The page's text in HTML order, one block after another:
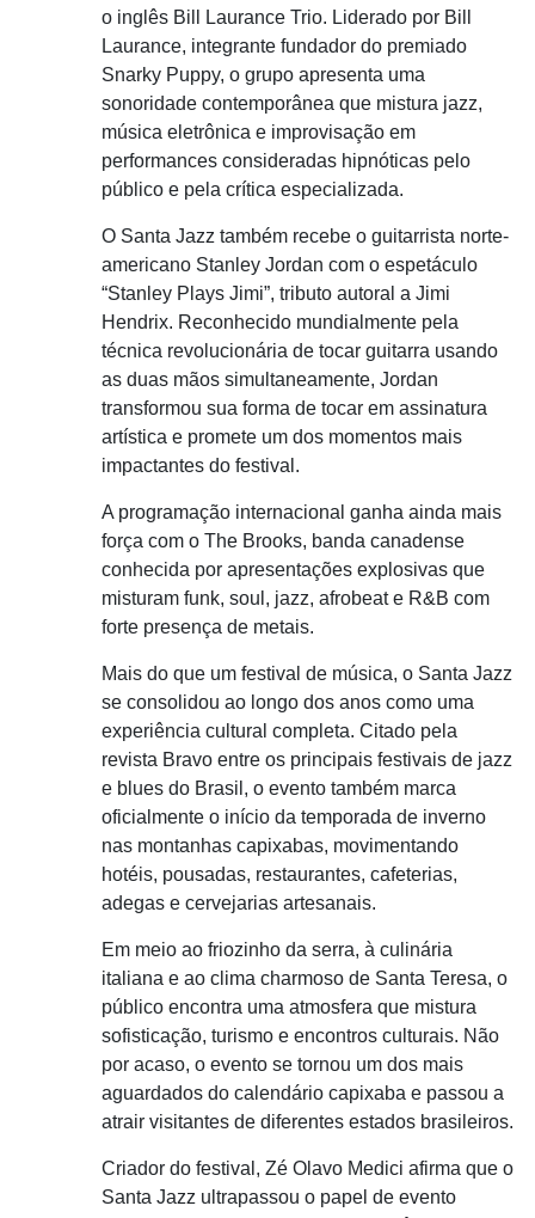
o inglês Bill Laurance Trio. Liderado por Bill
Laurance, integrante fundador do premiado
Snarky Puppy, o grupo apresenta uma
sonoridade contemporânea que mistura jazz,
música eletrônica e improvisação em
performances consideradas hipnóticas pelo
público e pela crítica especializada.
O Santa Jazz também recebe o guitarrista norte-
americano Stanley Jordan com o espetáculo
“Stanley Plays Jimi”, tributo autoral a Jimi
Hendrix. Reconhecido mundialmente pela
técnica revolucionária de tocar guitarra usando
as duas mãos simultaneamente, Jordan
transformou sua forma de tocar em assinatura
artística e promete um dos momentos mais
impactantes do festival.
A programação internacional ganha ainda mais
força com o The Brooks, banda canadense
conhecida por apresentações explosivas que
misturam funk, soul, jazz, afrobeat e R&B com
forte presença de metais.
Mais do que um festival de música, o Santa Jazz
se consolidou ao longo dos anos como uma
experiência cultural completa. Citado pela
revista Bravo entre os principais festivais de jazz
e blues do Brasil, o evento também marca
oficialmente o início da temporada de inverno
nas montanhas capixabas, movimentando
hotéis, pousadas, restaurantes, cafeterias,
adegas e cervejarias artesanais.
Em meio ao friozinho da serra, à culinária
italiana e ao clima charmoso de Santa Teresa, o
público encontra uma atmosfera que mistura
sofisticação, turismo e encontros culturais. Não
por acaso, o evento se tornou um dos mais
aguardados do calendário capixaba e passou a
atrair visitantes de diferentes estados brasileiros.
Criador do festival, Zé Olavo Medici afirma que o
Santa Jazz ultrapassou o papel de evento